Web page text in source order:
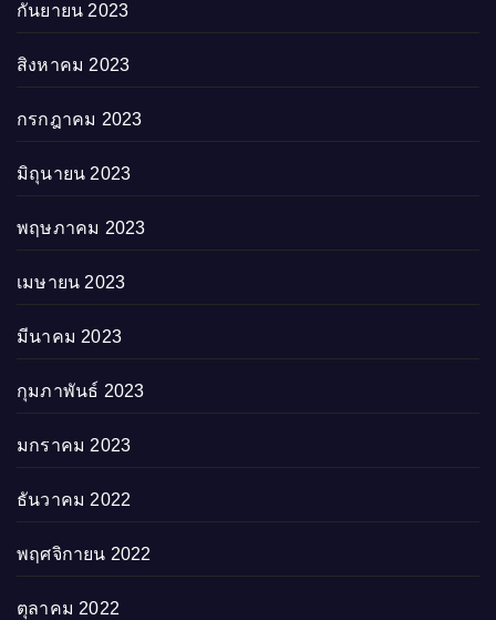
กันยายน 2023
สิงหาคม 2023
กรกฎาคม 2023
มิถุนายน 2023
พฤษภาคม 2023
เมษายน 2023
มีนาคม 2023
กุมภาพันธ์ 2023
มกราคม 2023
ธันวาคม 2022
พฤศจิกายน 2022
ตุลาคม 2022